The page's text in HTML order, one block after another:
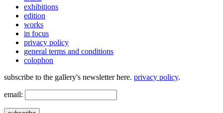
exhibitions
edition
works
in focus
privacy policy
general terms and conditions
colophon
subscribe to the gallery's newsletter here. privacy policy.
email: